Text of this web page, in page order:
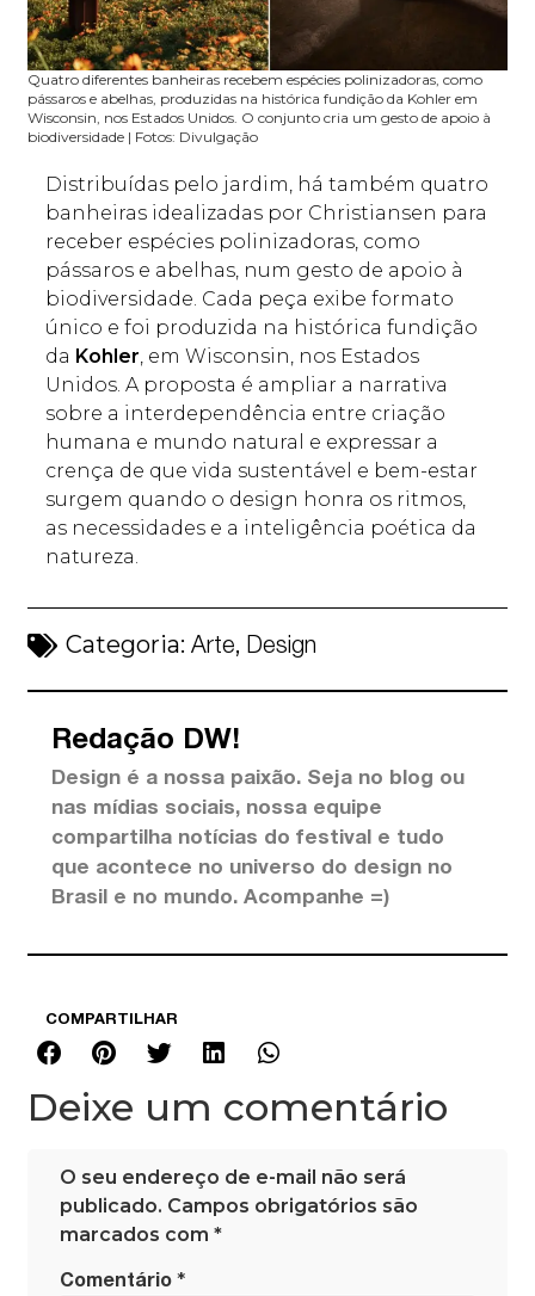
Quatro diferentes banheiras recebem espécies polinizadoras, como
pássaros e abelhas, produzidas na histórica fundição da Kohler em
Wisconsin, nos Estados Unidos. O conjunto cria um gesto de apoio à
biodiversidade | Fotos: Divulgação
Distribuídas pelo jardim, há também quatro
banheiras idealizadas por Christiansen para
receber espécies polinizadoras, como
pássaros e abelhas, num gesto de apoio à
biodiversidade. Cada peça exibe formato
único e foi produzida na histórica fundição
da Kohler, em Wisconsin, nos Estados
Unidos. A proposta é ampliar a narrativa
sobre a interdependência entre criação
humana e mundo natural e expressar a
crença de que vida sustentável e bem-estar
surgem quando o design honra os ritmos,
as necessidades e a inteligência poética da
natureza.
Categoria:Arte, Design
Redação DW!
Design é a nossa paixão. Seja no blog ou
nas mídias sociais, nossa equipe
compartilha notícias do festival e tudo
que acontece no universo do design no
Brasil e no mundo. Acompanhe =)
COMPARTILHAR
Deixe um comentário
O seu endereço de e-mail não será
publicado. Campos obrigatórios são
marcados com*
Comentário*